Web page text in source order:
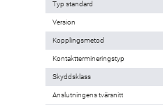
Typ standard
Version
Kopplingsmetod
Kontakttermineringstyp
Skyddsklass
Anslutningens tvärsnitt